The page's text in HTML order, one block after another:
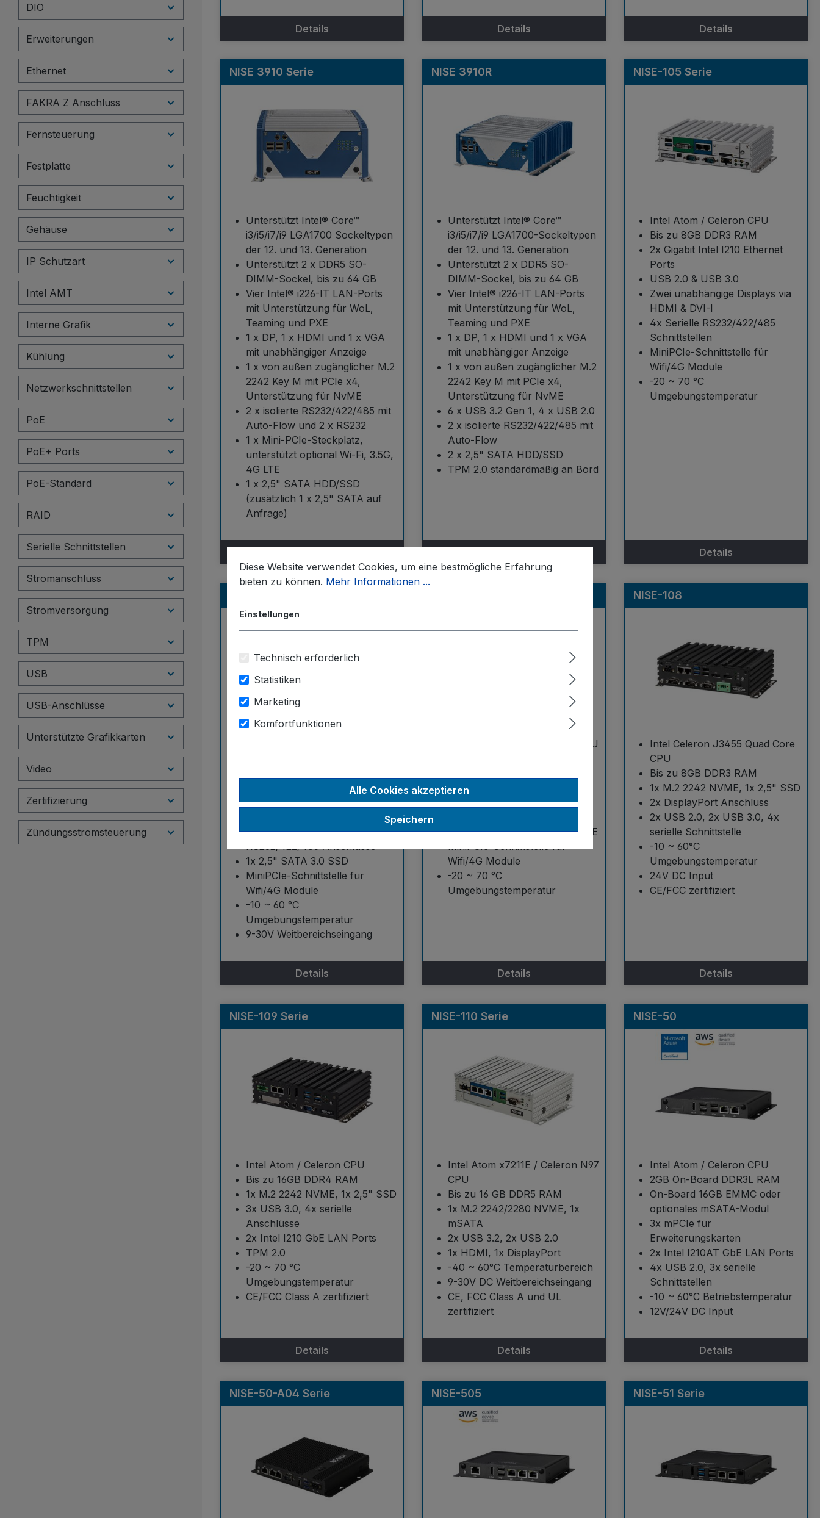
DIO
Erweiterungen
Ethernet
FAKRA Z Anschluss
Fernsteuerung
Festplatte
Feuchtigkeit
Gehäuse
IP Schutzart
Intel AMT
Interne Grafik
Kühlung
Netzwerkschnittstellen
PoE
PoE+ Ports
PoE-Standard
RAID
Serielle Schnittstellen
Stromanschluss
Stromversorgung
TPM
USB
USB-Anschlüsse
Unterstützte Grafikkarten
Video
Zertifizierung
Zündungsstromsteuerung
Details Details Details
NISE 3910 Serie
Unterstützt Intel® Core™
i3/i5/i7/i9 LGA1700 Sockeltypen
der 12. und 13. Generation
Unterstützt 2 x DDR5 SO-
DIMM-Sockel, bis zu 64 GB
Vier Intel® i226-IT LAN-Ports
mit Unterstützung für WoL,
Teaming und PXE
1 x DP, 1 x HDMI und 1 x VGA
mit unabhängiger Anzeige
1 x von außen zugänglicher M.2
2242 Key M mit PCIe x4,
Unterstützung für NvME
2 x isolierte RS232/422/485 mit
Auto-Flow und 2 x RS232
1 x Mini-PCIe-Steckplatz,
unterstützt optional Wi-Fi, 3.5G,
4G LTE
1 x 2,5" SATA HDD/SSD
(zusätzlich 1 x 2,5" SATA auf
Anfrage)
NISE 3910R
Unterstützt Intel® Core™
i3/i5/i7/i9 LGA1700-Sockeltypen
der 12. und 13. Generation
Unterstützt 2 x DDR5 SO-
DIMM-Sockel, bis zu 64 GB
Vier Intel® i226-IT LAN-Ports
mit Unterstützung für WoL,
Teaming und PXE
1 x DP, 1 x HDMI und 1 x VGA
mit unabhängiger Anzeige
1 x von außen zugänglicher M.2
2242 Key M mit PCIe x4,
Unterstützung für NvME
6 x USB 3.2 Gen 1, 4 x USB 2.0
2 x isolierte RS232/422/485 mit
Auto-Flow
2 x 2,5" SATA HDD/SSD
TPM 2.0 standardmäßig an Bord
NISE-105 Serie
Intel Atom / Celeron CPU
Bis zu 8GB DDR3 RAM
2x Gigabit Intel I210 Ethernet
Ports
USB 2.0 & USB 3.0
Zwei unabhängige Displays via
HDMI & DVI-I
4x Serielle RS232/422/485
Schnittstellen
MiniPCIe-Schnittstelle für
Wifi/4G Module
-20 ~ 70 °C
Umgebungstemperatur
Details
CPU
DisplayPort
4x USB 3.0, 4x serielle
RS232/422/485 Anschlüsse
1x 2,5" SATA 3.0 SSD
MiniPCIe-Schnittstelle für
Wifi/4G Module
-10 ~ 60 °C
Umgebungstemperatur
9-30V Weitbereichseingang
Details
Intel Atom Dual/Quad Core CPU
Bis zu 8GB DDR3 RAM
2x Intel I210 GbE LAN Ports
4x USB 3.0, 4x Serielle
1x 2,5" SSD, 1x M.2 2242 NVME
MiniPCIe-Schnittstelle für
Wifi/4G Module
-20 ~ 70 °C
Umgebungstemperatur
Details
NISE-108
Intel Celeron J3455 Quad Core
CPU
Bis zu 8GB DDR3 RAM
1x M.2 2242 NVME, 1x 2,5" SSD
2x DisplayPort Anschluss
2x USB 2.0, 2x USB 3.0, 4x
serielle Schnittstelle
-10 ~ 60°C
Umgebungstemperatur
24V DC Input
CE/FCC zertifiziert
Details
NISE-109 Serie
Intel Atom / Celeron CPU
Bis zu 16GB DDR4 RAM
1x M.2 2242 NVME, 1x 2,5" SSD
3x USB 3.0, 4x serielle
Anschlüsse
2x Intel I210 GbE LAN Ports
TPM 2.0
-20 ~ 70 °C
Umgebungstemperatur
CE/FCC Class A zertifiziert
Details
NISE-110 Serie
Intel Atom x7211E / Celeron N97
CPU
Bis zu 16 GB DDR5 RAM
1x M.2 2242/2280 NVME, 1x
mSATA
2x USB 3.2, 2x USB 2.0
1x HDMI, 1x DisplayPort
-40 ~ 60°C Temperaturbereich
9-30V DC Weitbereichseingang
CE, FCC Class A und UL
zertifiziert
Details
NISE-50
Intel Atom / Celeron CPU
2GB On-Board DDR3L RAM
On-Board 16GB EMMC oder
optionales mSATA-Modul
3x mPCIe für
Erweiterungskarten
2x Intel I210AT GbE LAN Ports
4x USB 2.0, 3x serielle
Schnittstellen
-10 ~ 60°C Betriebstemperatur
12V/24V DC Input
Details
NISE-50-A04 Serie NISE-505 NISE-51 Serie
Diese Website verwendet Cookies, um eine bestmögliche Erfahrung
bieten zu können. Mehr Informationen ...
Einstellungen
Technisch erforderlich
Statistiken
Marketing
Komfortfunktionen
Alle Cookies akzeptieren
Speichern